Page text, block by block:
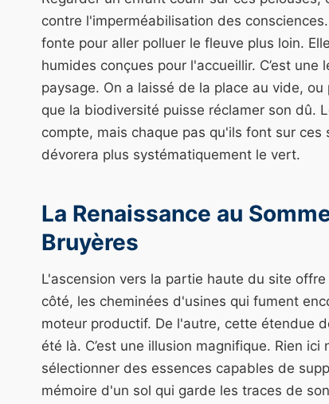
contre l'imperméabilisation des
fonte pour aller polluer le fleuve plus loin.
humides conçues pour l'accueillir. C’est
paysage. On a laissé de la place au vide,
que la biodiversité puisse réclamer son dû.
compte, mais chaque pas qu'ils font sur
dévorera plus systématiquement le vert.
La Renaissance au
Bruyères
L'ascension vers la partie haute du site
côté, les cheminées d'usines qui fument
moteur productif. De l'autre, cette étendue
été là. C’est une illusion magnifique. Rien
sélectionner des essences capables de
mémoire d'un sol qui garde les traces de